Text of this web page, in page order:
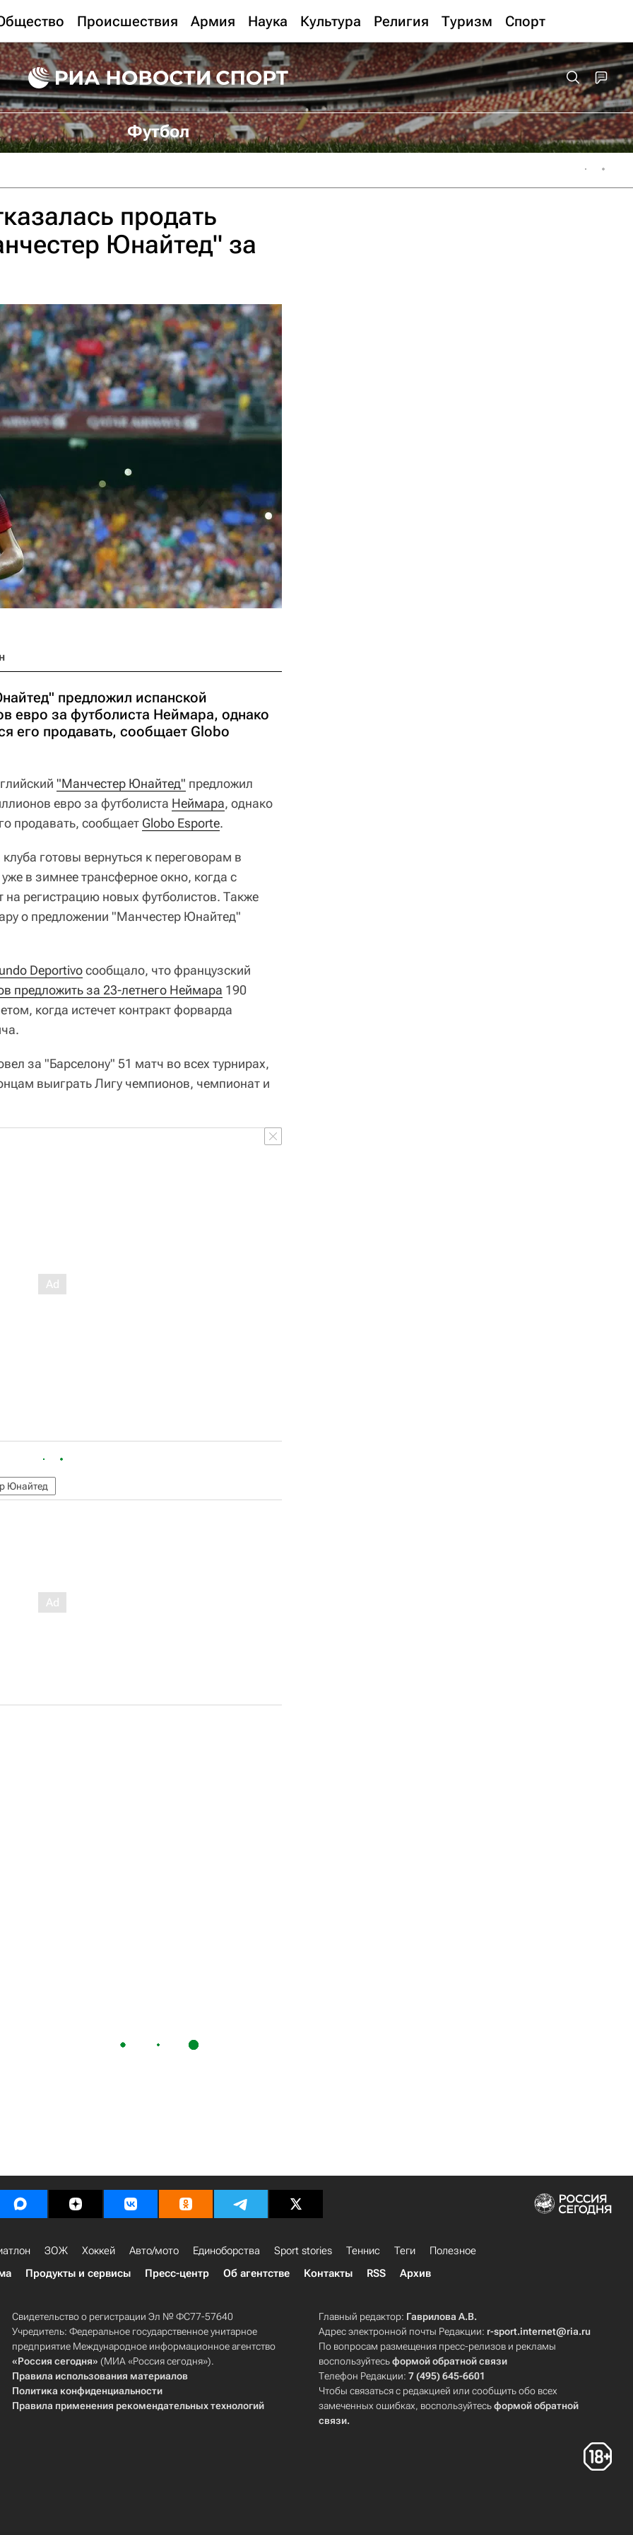
Происшествия Армия Наука Культура Религия Туризм Спорт
Футбол
продать
Юнайтед" за
предложил испанской
евро за футболиста Неймара, однако
его продавать, сообщает Globo
"Манчестер Юнайтед" предложил
евро за футболиста Неймара, однако
продавать, сообщает Globo Esporte.
готовы вернуться к переговорам в
в зимнее трансферное окно, когда с
на регистрацию новых футболистов. Также
о предложении "Манчестер Юнайтед"
Deportivoсообщало, что французский
предложить за 23-летнего Неймара 190
когда истечет контракт форварда
за "Барселону" 51 матч во всех турнирах,
выиграть Лигу чемпионов, чемпионат и
Юнайтед
ЗОЖ Хоккей Авто/мото Единоборства Sport stories Теннис Теги
Полезное
Продукты и сервисы Пресс-центр Об агентстве Контакты RSS Архив
Свидетельство о регистрации Эл № ФС77-57640
Учредитель: Федеральное государственное унитарное
предприятие Международное информационное агентство
«Россия сегодня» (МИА «Россия сегодня»).
Правила использования материалов
Политика конфиденциальности
Правила применения рекомендательных технологий
Главный редактор: Гаврилова А.В.
Адрес электронной почты Редакции: r-sport.internet@ria.ru
По вопросам размещения пресс-релизов и рекламы
воспользуйтесьформой обратной связи
Телефон Редакции:7 (495) 645-6601
Чтобы связаться с редакцией или сообщить обо всех
замеченных ошибках, воспользуйтесьформой обратной
связи.